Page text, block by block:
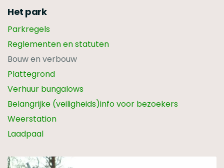
Het park
Parkregels
Reglementen en statuten
Bouw en verbouw
Plattegrond
Verhuur bungalows
Belangrijke (veiligheids)info voor bezoekers
Weerstation
Laadpaal